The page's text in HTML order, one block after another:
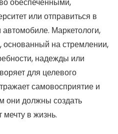
или отправиться в
Маркетологи,
на стремлении,
надежды или
для целевого
самовосприятие и
они должны создать
мечту в жизнь.